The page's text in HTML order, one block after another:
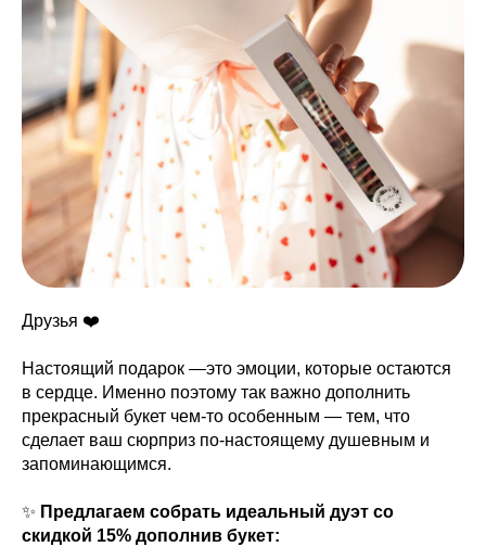
Друзья ❤️
Настоящий подарок —это эмоции, которые остаются
в сердце. Именно поэтому так важно дополнить
прекрасный букет чем-то особенным — тем, что
сделает ваш сюрприз по-настоящему душевным и
запоминающимся.
✨ Предлагаем собрать идеальный дуэт со
скидкой 15% дополнив букет: